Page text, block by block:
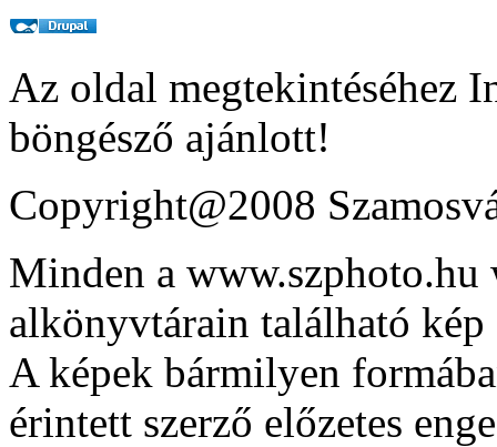
Az oldal megtekintéséhez
böngésző ajánlott!
Copyright@2008
Minden a www.szphoto.hu
alkönyvtárain található
A képek bármilyen
érintett szerző előzetes